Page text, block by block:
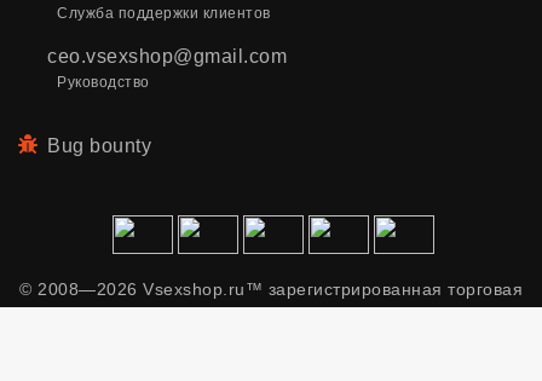
Служба поддержки клиентов
ceo.vsexshop@gmail.com
Руководство
Bug bounty
© 2008—2026 Vsexshop.ru™ зарегистрированная торговая